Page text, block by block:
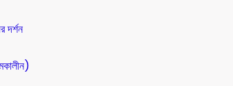
দর্শন